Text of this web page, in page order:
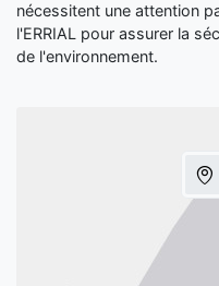
nécessitent une attention
l'ERRIAL pour assurer la
de l'environnement.